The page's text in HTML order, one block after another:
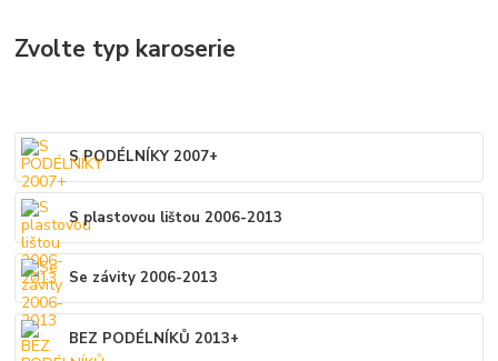
Zvolte typ karoserie
S PODÉLNÍKY 2007+
S plastovou lištou 2006-2013
Se závity 2006-2013
BEZ PODÉLNÍKŮ 2013+